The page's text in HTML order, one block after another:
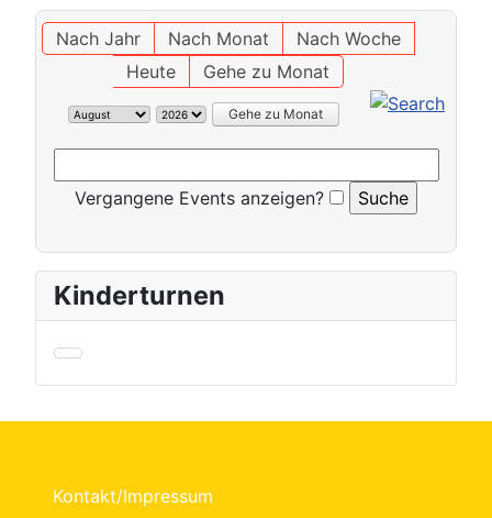
Nach Jahr Nach Monat
Nach Woche
Heute
Gehe zu Monat
Gehe zu Monat
Vergangene Events anzeigen?
Kinderturnen
Kontakt/Impressum